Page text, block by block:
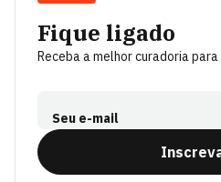
Fique ligado
Receba a melhor curadoria
Seu e-mail